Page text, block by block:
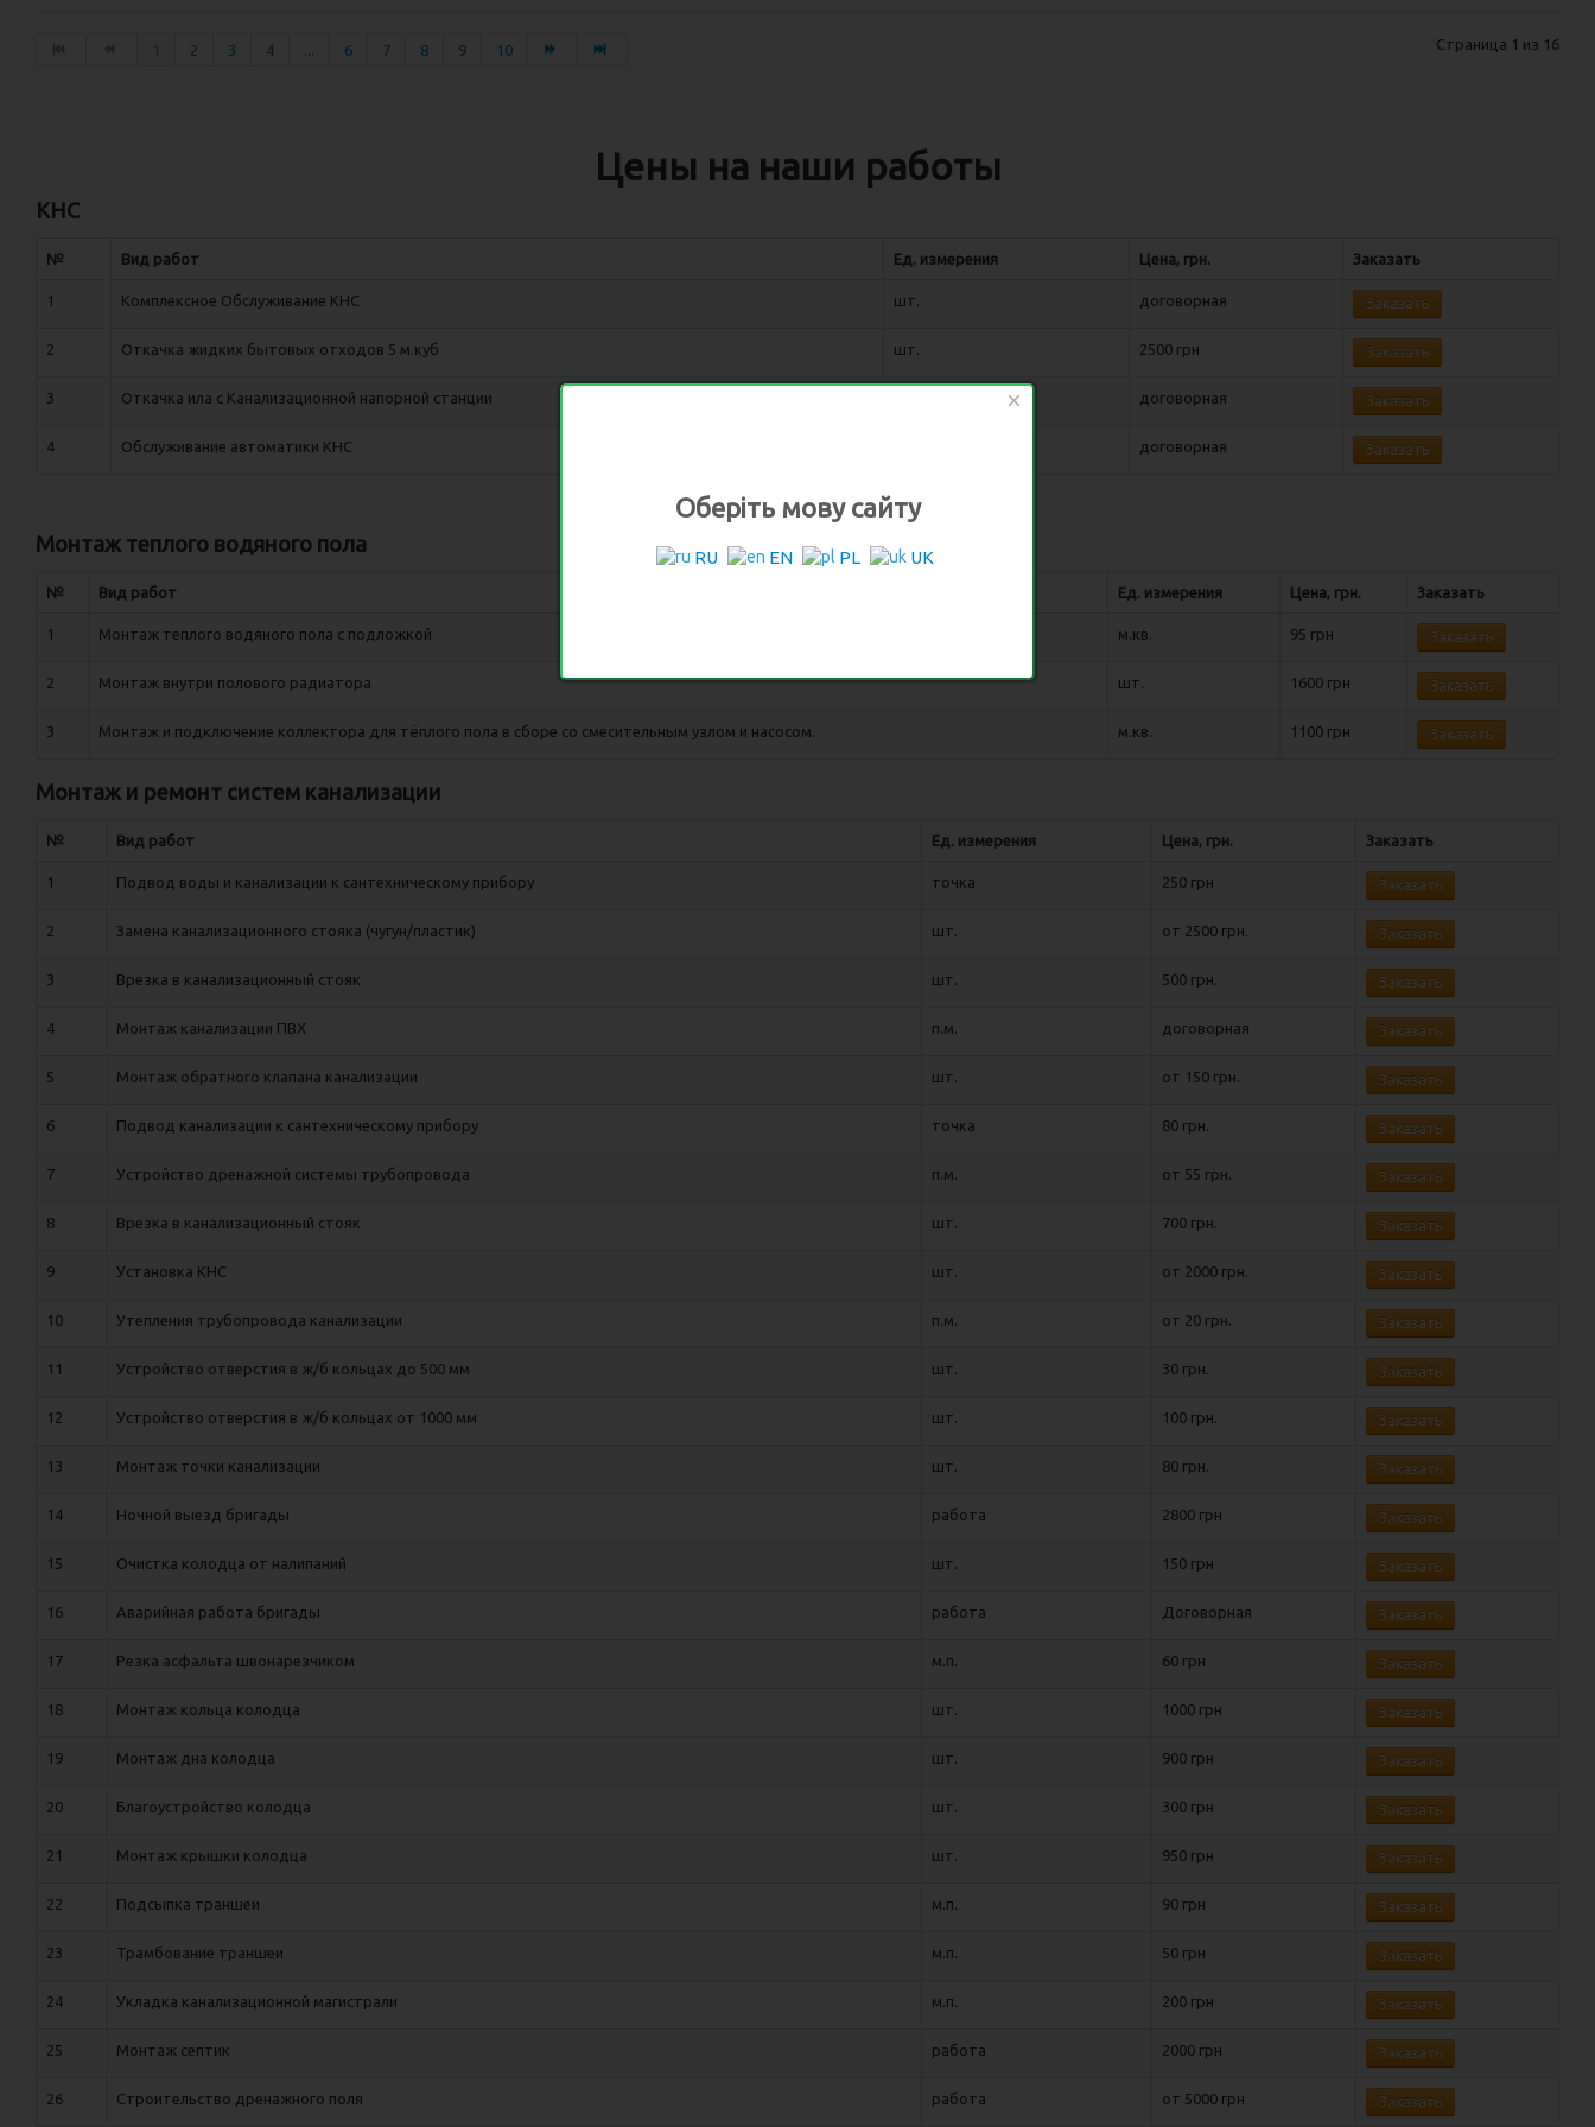
Страница 1 из 16
2 3 4 6 7 8 9 10
Цены на наши работы
КНС
№ Вид работ Ед. измерения Цена, грн. Заказать
1 Комплексное Обслуживание КНС шт. договорная Заказать
2 Откачка жидких бытовых отходов 5 м.куб шт. 2500 грн Заказать
3 Откачка ила с Канализационной напорной станции договорная Заказать
4 Обслуживание автоматики КНС договорная Заказать
Монтаж теплого водяного пола
№ Вид работ Ед. измерения Цена, грн. Заказать
1 Монтаж теплого водяного пола с подложкой м.кв. 95 грн Заказать
2 Монтаж внутри полового радиатора шт. 1600 грн Заказать
3 Монтаж и подключение коллектора для тёплого пола в сборе со смесительным узлом и насосом. м.кв. 1100 грн Заказать
Монтаж и ремонт систем канализации
№ Вид работ Ед. измерения Цена, грн. Заказать
1 Подвод воды и канализации к сантехническому прибору точка 250 грн Заказать
2 Замена канализационного стояка (чугун/пластик) шт. от 2500 грн. Заказать
3 Врезка в канализационный стояк шт. 500 грн. Заказать
4 Монтаж канализации ПВХ п.м. договорная Заказать
5 Монтаж обратного клапана канализации шт. от 150 грн. Заказать
6 Подвод канализации к сантехническому прибору точка 80 грн. Заказать
7 Устройство дренажной системы трубопровода п.м. от 55 грн. Заказать
8 Врезка в канализационный стояк шт. 700 грн. Заказать
9 Установка КНС шт. от 2000 грн. Заказать
10 Утепления трубопровода канализации п.м. от 20 грн. Заказать
11 Устройство отверстия в ж/б кольцах до 500 мм шт. 30 грн. Заказать
12 Устройство отверстия в ж/б кольцах от 1000 мм шт. 100 грн. Заказать
13 Монтаж точки канализации шт. 80 грн. Заказать
14 Ночной выезд бригады работа 2800 грн Заказать
15 Очистка колодца от налипаний шт. 150 грн Заказать
16 Аварийная работа бригады работа Договорная Заказать
17 Резка асфальта швонарезчиком м.п. 60 грн Заказать
18 Монтаж кольца колодца шт. 1000 грн Заказать
19 Монтаж дна колодца шт. 900 грн Заказать
20 Благоустройство колодца шт. 300 грн Заказать
21 Монтаж крышки колодца шт. 950 грн Заказать
22 Подсыпка траншеи м.п. 90 грн Заказать
23 Трамбование траншеи м.п. 50 грн Заказать
24 Укладка канализационной магистрали м.п. 200 грн Заказать
25 Монтаж септик работа 2000 грн Заказать
26 Строительство дренажного поля работа от 5000 грн Заказать
×
Оберіть мову сайту
RU EN PL UK